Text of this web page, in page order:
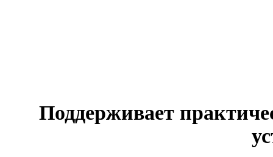
Поддерживает